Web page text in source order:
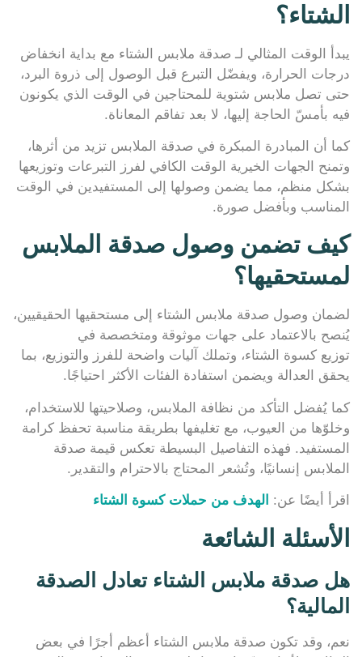
الشتاء؟
يبدأ الوقت المثالي لـ صدقة ملابس الشتاء مع بداية انخفاض
درجات الحرارة، ويفضّل التبرع قبل الوصول إلى ذروة البرد،
حتى تصل ملابس شتوية للمحتاجين في الوقت الذي يكونون
فيه بأمسّ الحاجة إليها، لا بعد تفاقم المعاناة.
كما أن المبادرة المبكرة في صدقة الملابس تزيد من أثرها،
وتمنح الجهات الخيرية الوقت الكافي لفرز التبرعات وتوزيعها
بشكل منظم، مما يضمن وصولها إلى المستفيدين في الوقت
المناسب وبأفضل صورة.
كيف تضمن وصول صدقة الملابس
لمستحقيها؟
لضمان وصول صدقة ملابس الشتاء إلى مستحقيها الحقيقيين،
يُنصح بالاعتماد على جهات موثوقة ومتخصصة في
توزيع كسوة الشتاء، وتملك آليات واضحة للفرز والتوزيع، بما
يحقق العدالة ويضمن استفادة الفئات الأكثر احتياجًا.
كما يُفضل التأكد من نظافة الملابس، وصلاحيتها للاستخدام،
وخلوّها من العيوب، مع تغليفها بطريقة مناسبة تحفظ كرامة
المستفيد. فهذه التفاصيل البسيطة تعكس قيمة صدقة
الملابس إنسانيًا، وتُشعر المحتاج بالاحترام والتقدير.
اقرأ أيضًا عن: الهدف من حملات كسوة الشتاء
الأسئلة الشائعة
هل صدقة ملابس الشتاء تعادل الصدقة
المالية؟
نعم، وقد تكون صدقة ملابس الشتاء أعظم أجرًا في بعض